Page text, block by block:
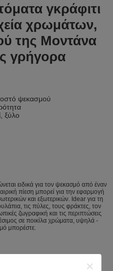
γκράφιτι
χρωμάτων,
της Μοντάνα
γρήγορα
ψεκασμού
ξύλο
ειδικά για τον ψεκασμό από έναν
πίεση μπορεί για την εφαρμογή
και εξωτερικών. Idear για τη
τις πύλες, τους φράκτες, τον
ζωγραφική και τις περιπτώσεις
σε ποικίλα χρώματα, υψηλά -
μπορέστε.